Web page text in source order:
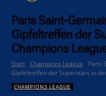
Paris Saint-
Gipfeltreffen der
Champions
Start Champions League
Paris
Gipfeltreffen der Superstars in
CHAMPIONS LEAGUE